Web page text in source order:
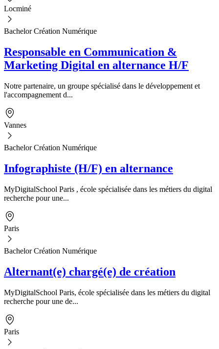
Locminé
Bachelor Création Numérique
Responsable en Communication &
Marketing Digital en alternance H/F
Notre partenaire, un groupe spécialisé dans le développement et
l'accompagnement d...
Vannes
Bachelor Création Numérique
Infographiste (H/F) en alternance
MyDigitalSchool Paris , école spécialisée dans les métiers du digital
recherche pour une...
Paris
Bachelor Création Numérique
Alternant(e) chargé(e) de création
MyDigitalSchool Paris, école spécialisée dans les métiers du digital
recherche pour une de...
Paris